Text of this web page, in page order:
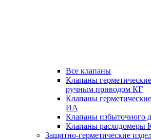
Все клапаны
Клапаны
ручным приводом КГ
Клапаны
ИА
Клапаны
Клапаны расходомеры
Защитно-герметические